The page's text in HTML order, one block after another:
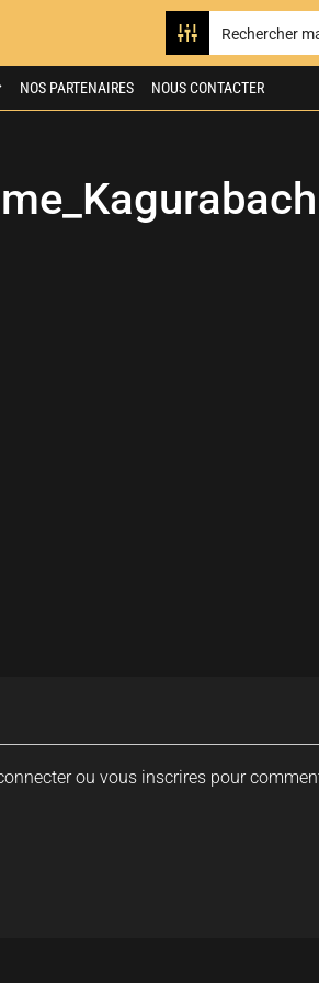
NOS PARTENAIRES NOUS CONTACTER
ou vous inscrires pour